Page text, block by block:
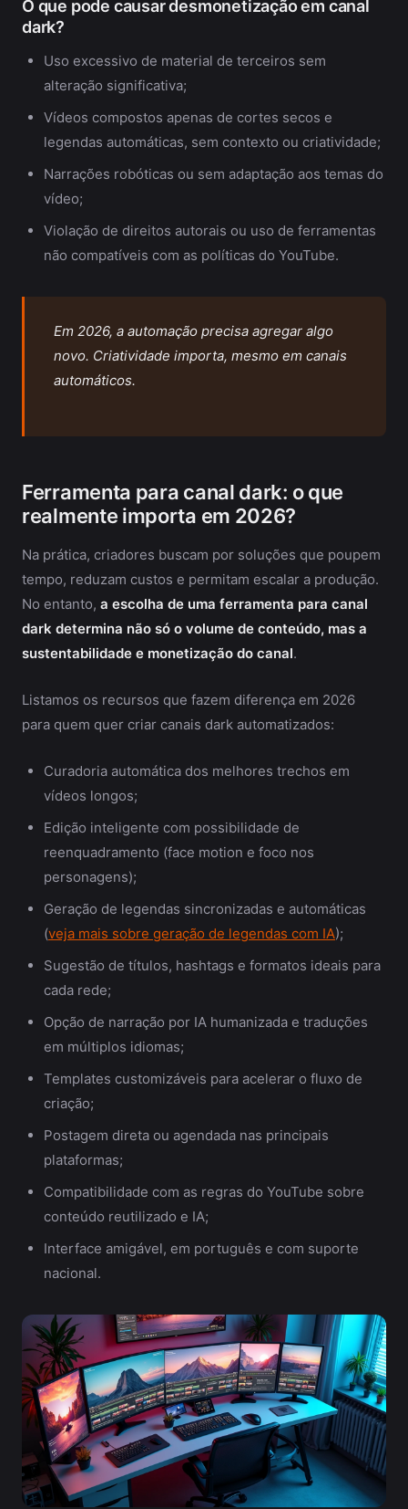
O que pode causar desmonetização em canal
dark?
Uso excessivo de material de terceiros sem
alteração significativa;
Vídeos compostos apenas de cortes secos e
legendas automáticas, sem contexto ou criatividade;
Narrações robóticas ou sem adaptação aos temas do
vídeo;
Violação de direitos autorais ou uso de ferramentas
não compatíveis com as políticas do YouTube.
Em 2026, a automação precisa agregar algo
novo. Criatividade importa, mesmo em canais
automáticos.
Ferramenta para canal dark: o que
realmente importa em 2026?
Na prática, criadores buscam por soluções que poupem
tempo, reduzam custos e permitam escalar a produção.
No entanto, a escolha de uma ferramenta para canal
dark determina não só o volume de conteúdo, mas a
sustentabilidade e monetização do canal.
Listamos os recursos que fazem diferença em 2026
para quem quer criar canais dark automatizados:
Curadoria automática dos melhores trechos em
vídeos longos;
Edição inteligente com possibilidade de
reenquadramento (face motion e foco nos
personagens);
Geração de legendas sincronizadas e automáticas
(veja mais sobre geração de legendas com IA);
Sugestão de títulos, hashtags e formatos ideais para
cada rede;
Opção de narração por IA humanizada e traduções
em múltiplos idiomas;
Templates customizáveis para acelerar o fluxo de
criação;
Postagem direta ou agendada nas principais
plataformas;
Compatibilidade com as regras do YouTube sobre
conteúdo reutilizado e IA;
Interface amigável, em português e com suporte
nacional.